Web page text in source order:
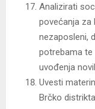
Analizirati
povećanja za
nezaposleni,
potrebama te
uvođenja
Uvesti
Brčko